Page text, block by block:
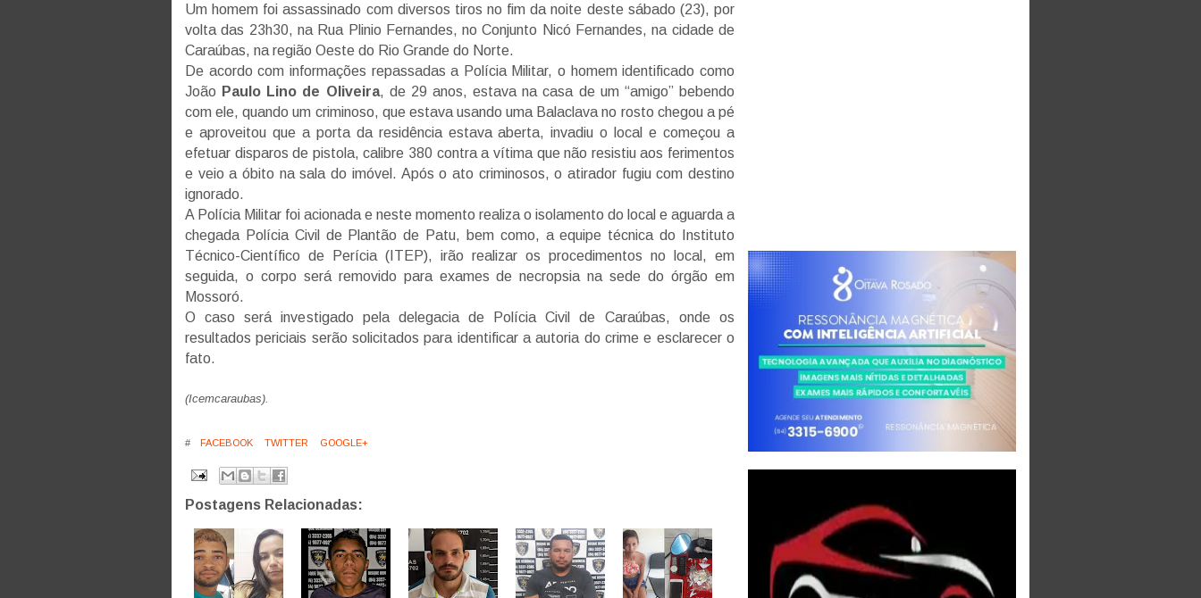
Um homem foi assassinado com diversos tiros no fim da noite deste sábado (23), por
volta das 23h30, na Rua Plinio Fernandes, no Conjunto Nicó Fernandes, na cidade de
Caraúbas, na região Oeste do Rio Grande do Norte.
De acordo com informações repassadas a Polícia Militar, o homem identificado como
João Paulo Lino de Oliveira, de 29 anos, estava na casa de um “amigo” bebendo
com ele, quando um criminoso, que estava usando uma Balaclava no rosto chegou a pé
e aproveitou que a porta da residência estava aberta, invadiu o local e começou a
efetuar disparos de pistola, calibre 380 contra a vítima que não resistiu aos ferimentos
e veio a óbito na sala do imóvel. Após o ato criminosos, o atirador fugiu com destino
ignorado.
A Polícia Militar foi acionada e neste momento realiza o isolamento do local e aguarda a
chegada Polícia Civil de Plantão de Patu, bem como, a equipe técnica do Instituto
Técnico-Científico de Perícia (ITEP), irão realizar os procedimentos no local, em
seguida, o corpo será removido para exames de necropsia na sede do órgão em
Mossoró.
O caso será investigado pela delegacia de Polícia Civil de Caraúbas, onde os
resultados periciais serão solicitados para identificar a autoria do crime e esclarecer o
fato.
(Icemcaraubas).
# FACEBOOK TWITTER GOOGLE+
Postagens Relacionadas: